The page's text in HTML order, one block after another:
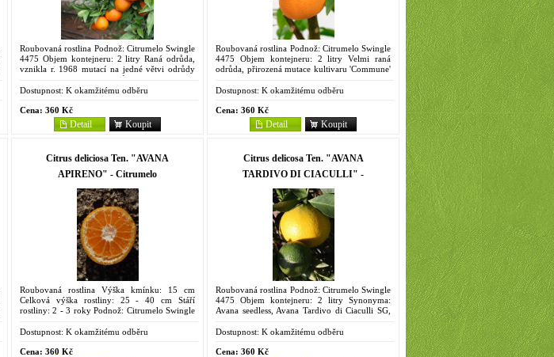
Roubovaná rostlina Podnož: Citrumelo Swingle
4475 Objem kontejneru: 2 litry Raná odrůda,
vznikla r. 1968 mutací na jedné větvi odrůdy
"Nules", dle jiných pramenů přímo z kultivaru
"Fina" ve...
Dostupnost: K okamžitému odběru
Cena: 360 Kč
Koupit
Detail
Roubovaná rostlina Podnož: Citrumelo Swingle
4475 Objem kontejneru: 2 litry Velmi raná
odrůda, přirozená mutace kultivaru 'Commune'
vzrůstný, spíše do...
Dostupnost: K okamžitému odběru
Cena: 360 Kč
Koupit
Detail
Citrus deliciosa Ten. "AVANA
APIRENO" - Citrumelo
Roubovaná rostlina Výška kmínku: 15 cm
Celková výška rostliny: 25 - 40 cm Stáří
rostliny: 2 - 3 roky Podnož: Citrumelo Swingle
bezsemenný klon odrůdy...
Dostupnost: K okamžitému odběru
Cena: 360 Kč
Citrus delicosa Ten. "AVANA
TARDIVO DI CIACULLI" -
Citrumelo
Roubovaná rostlina Podnož: Citrumelo Swingle
4475 Objem kontejneru: 2 litry Synonyma:
Avana seedless, Avana Tardivo di Ciaculli SG,
odrůda,...
Dostupnost: K okamžitému odběru
Cena: 360 Kč